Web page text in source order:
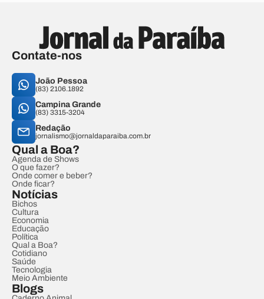
Contate-nos
João Pessoa
(83) 2106.1892
Campina Grande
(83) 3315-3204
Redação
jornalismo@jornaldaparaiba.com.br
Qual a Boa?
Agenda de Shows
O que fazer?
Onde comer e beber?
Onde ficar?
Notícias
Bichos
Cultura
Economia
Educação
Política
Qual a Boa?
Cotidiano
Saúde
Tecnologia
Meio Ambiente
Blogs